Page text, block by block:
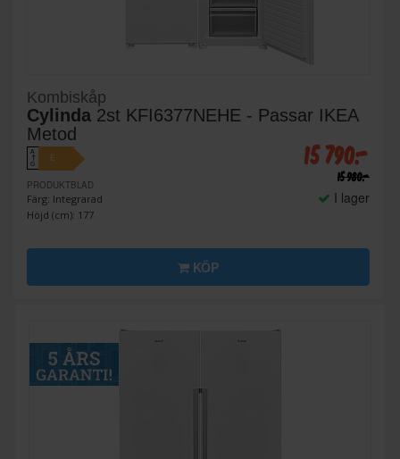
Kombiskåp
Cylinda 2st KFI6377NEHE - Passar IKEA
Metod
A
↑
G
E
PRODUKTBLAD
Färg: Integrarad
Höjd (cm): 177
15 790:-
15 980:-
I lager
KÖP